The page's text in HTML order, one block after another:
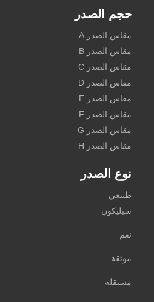
حجم الصدر
مقاس الصدر A
مقاس الصدر B
مقاس الصدر C
مقاس الصدر D
مقاس الصدر E
مقاس الصدر F
مقاس الصدر G
مقاس الصدر H
نوع الصدر
طبيعي
سيليكون
نعم
موثقة
مستقلة